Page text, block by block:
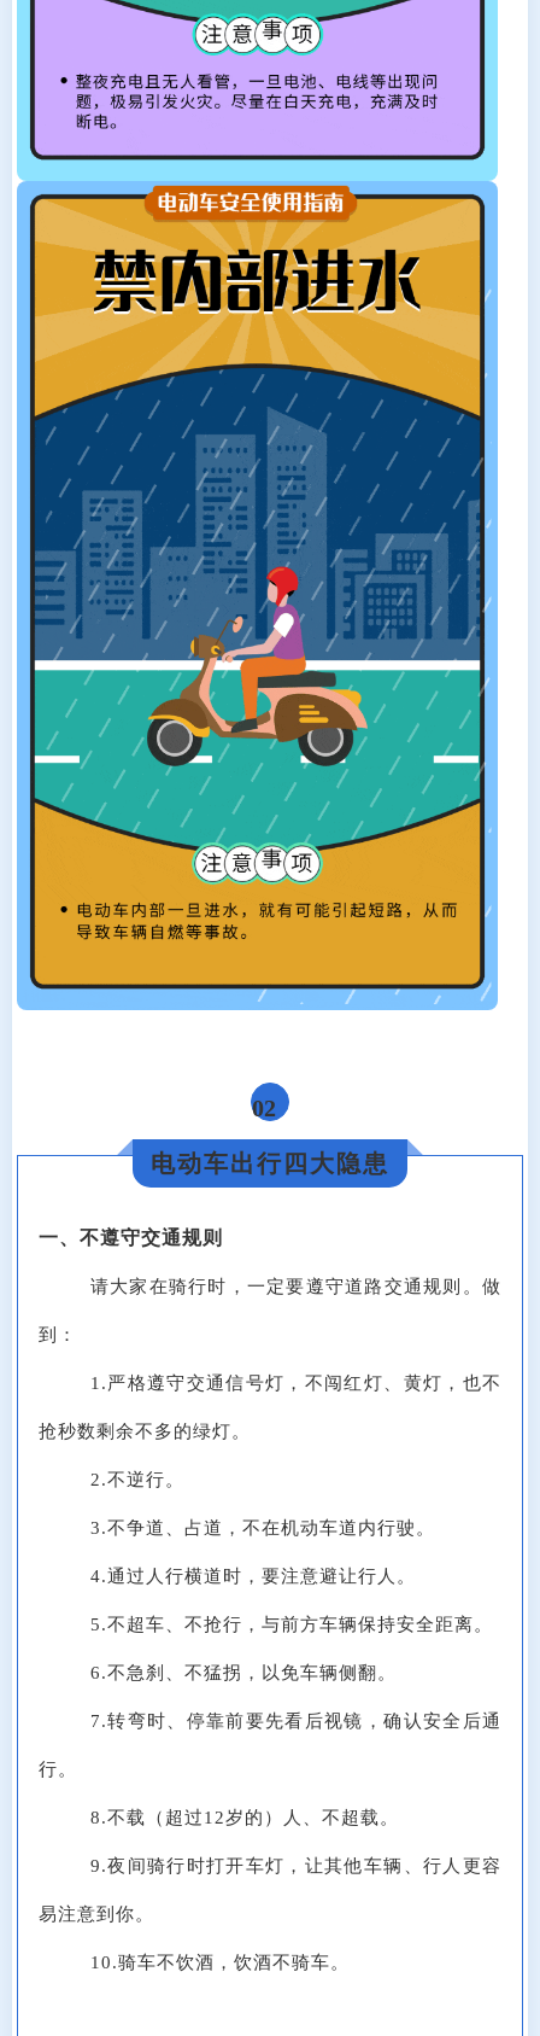
02
电动车出行四大隐患
一、不遵守交通规则
请大家在骑行时，一定要遵守道路交通规则。做
到：
1.严格遵守交通信号灯，不闯红灯、黄灯，也不
抢秒数剩余不多的绿灯。
2.不逆行。
3.不争道、占道，不在机动车道内行驶。
4.通过人行横道时，要注意避让行人。
5.不超车、不抢行，与前方车辆保持安全距离。
6.不急刹、不猛拐，以免车辆侧翻。
7.转弯时、停靠前要先看后视镜，确认安全后通
行。
8.不载（超过12岁的）人、不超载。
9.夜间骑行时打开车灯，让其他车辆、行人更容
易注意到你。
10.骑车不饮酒，饮酒不骑车。